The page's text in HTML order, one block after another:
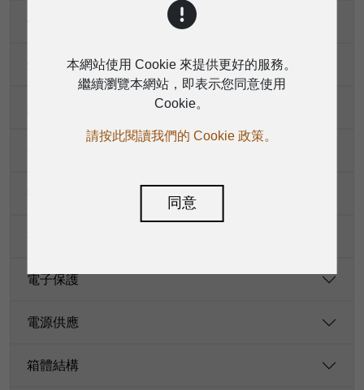
低音單元
最大聲壓級
頻率響應（-6dB）
分頻频率
接頭
外部控制
電子保護
電源供應
箱體結構
本網站使用 Cookie 來提供更好的服務。
繼續瀏覽本網站，即表示您同意使用
Cookie。
請按此閱讀我們的 Cookie 政策。
同意